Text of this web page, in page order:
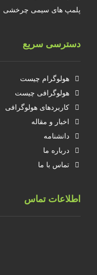
پلمپ های سیمی چرخشی
دسترسی سریع
هولوگرام چیست
هولوگرافی چیست
کاربردهای هولوگرافی
اخبار و مقاله
دانشنامه
درباره ما
تماس با ما
اطلاعات تماس